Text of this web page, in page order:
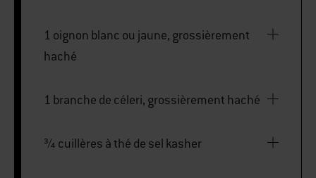
1 oignon blanc ou jaune, grossièrement
haché
1 branche de céleri, grossièrement haché
¾ cuillères à thé de sel kasher